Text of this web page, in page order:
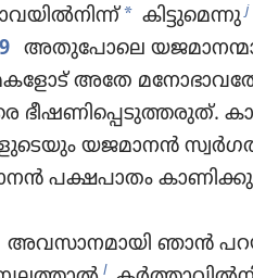
* കിട്ടുമെന്നു j
9 അതുപോലെ
അതേ
ഭീഷണിപ്പെ​ടു​ത്ത​രുത്‌.
യജമാനൻ
പക്ഷപാതം
അവസാനമായി ഞാൻ
l